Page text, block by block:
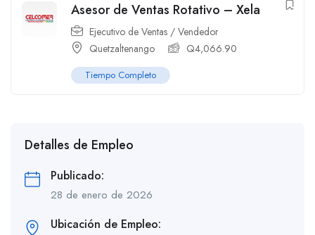
Asesor de Ventas Rotativo – Xela
Ejecutivo de Ventas / Vendedor
Quetzaltenango
Q4,066.90
Tiempo Completo
Detalles de Empleo
Publicado:
28 de enero de 2026
Ubicación de Empleo: